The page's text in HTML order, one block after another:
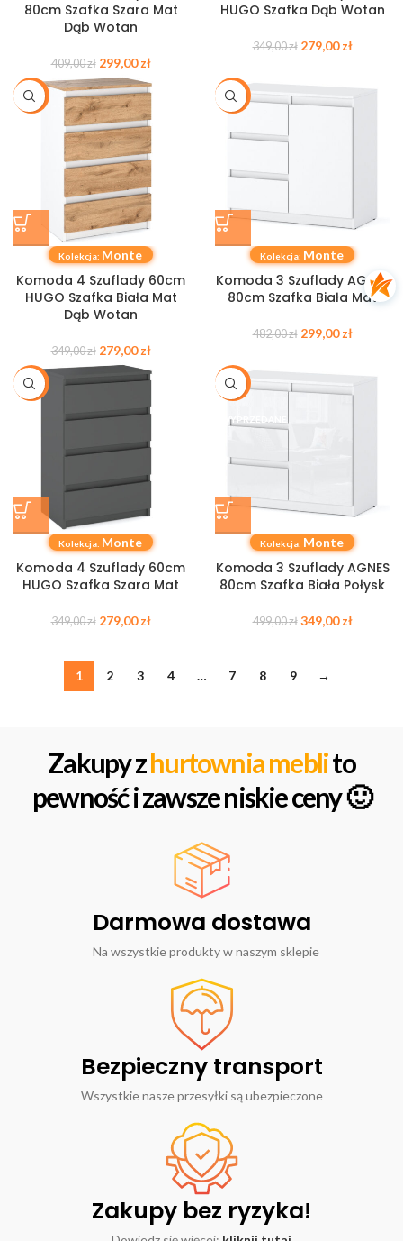
80cm Szafka Szara Mat
Dąb Wotan
409,00zł 299,00zł
HUGO Szafka Dąb Wotan
349,00zł 279,00zł
-20%
Kolekcja: Monte
Komoda 4 Szuflady 60cm
HUGO Szafka Biała Mat
Dąb Wotan
349,00zł 279,00zł
-38%
Kolekcja: Monte
Komoda 3 Szuflady AGNES
80cm Szafka Biała Mat
482,00zł 299,00zł
-20%
Kolekcja: Monte
Komoda 4 Szuflady 60cm
HUGO Szafka Szara Mat
349,00zł 279,00zł
-30%
WYPRZEDANE
Kolekcja: Monte
Komoda 3 Szuflady AGNES
80cm Szafka Biała Połysk
499,00zł 349,00zł
1 2 3 4 … 7 8 9 →
Zakupy zhurtownia meblito
pewność i zawsze niskie ceny 🙂
Darmowa dostawa
Na wszystkie produkty w naszym sklepie
Bezpieczny transport
Wszystkie nasze przesyłki są ubezpieczone
Zakupy bez ryzyka!